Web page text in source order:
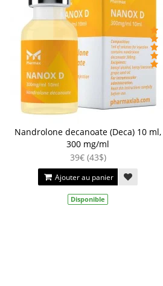
Nandrolone decanoate (Deca) 10 ml,
300 mg/ml
39€ (43$)
Ajouter au panier
Disponible